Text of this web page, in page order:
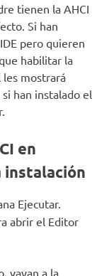
tienen la AHCI
Si han
pero quieren
habilitar la
les mostrará
han instalado el
en
instalación
Ejecutar.
abrir el Editor
vayan a la